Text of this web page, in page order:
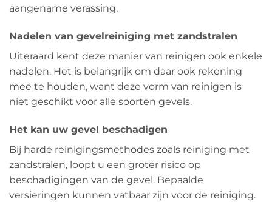
aangename verassing.
Nadelen van gevelreiniging met zandstralen
Uiteraard kent deze manier van reinigen ook enkele
nadelen. Het is belangrijk om daar ook rekening
mee te houden, want deze vorm van reinigen is
niet geschikt voor alle soorten gevels.
Het kan uw gevel beschadigen
Bij harde reinigingsmethodes zoals reiniging met
zandstralen, loopt u een groter risico op
beschadigingen van de gevel. Bepaalde
versieringen kunnen vatbaar zijn voor de reiniging.